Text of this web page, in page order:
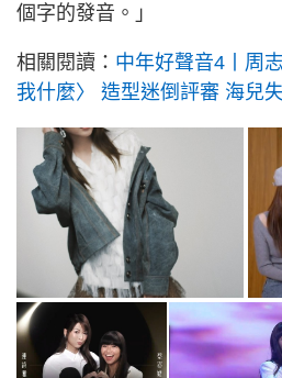
個字的發音。」
相關閱讀： 中年好聲音4丨周
我什麼〉 造型迷倒評審 海兒